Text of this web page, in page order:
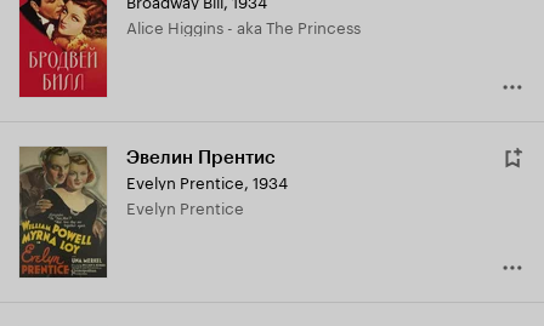
Кинопоиска
6.9
Alice Higgins - aka The Princess
Эвелин Прентис
Evelyn Prentice, 1934
Evelyn Prentice